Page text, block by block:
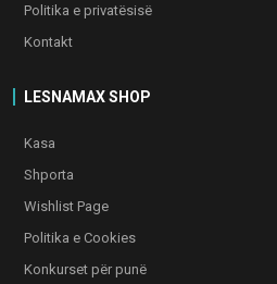
Politika e privatësisë
Kontakt
LESNAMAX SHOP
Kasa
Shporta
Wishlist Page
Politika e Cookies
Konkurset për punë